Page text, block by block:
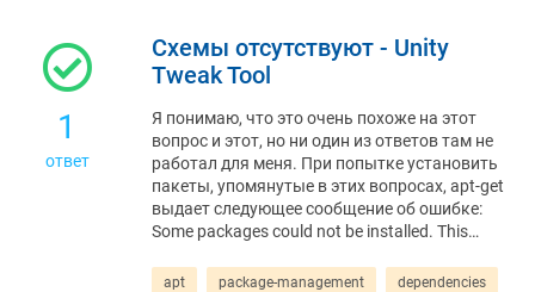
1
ответ
Схемы отсутствуют - Unity
Tweak Tool
Я понимаю, что это очень похоже на этот
вопрос и этот, но ни один из ответов там не
работал для меня. При попытке установить
пакеты, упомянутые в этих вопросах, apt-get
выдает следующее сообщение об ошибке:
Some packages could not be installed. This…
apt package-management dependencies